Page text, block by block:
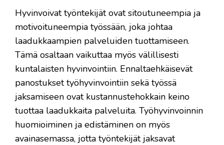
Hyvinvoivat työntekijät ovat sitoutuneempia ja
motivoituneempia työssään, joka johtaa
laadukkaampien palveluiden tuottamiseen.
Tämä osaltaan vaikuttaa myös välillisesti
kuntalaisten hyvinvointiin. Ennaltaehkäisevät
panostukset työhyvinvointiin sekä työssä
jaksamiseen ovat kustannustehokkain keino
tuottaa laadukkaita palveluita. Työhyvinvoinnin
huomioiminen ja edistäminen on myös
avainasemassa, jotta työntekijät jaksavat